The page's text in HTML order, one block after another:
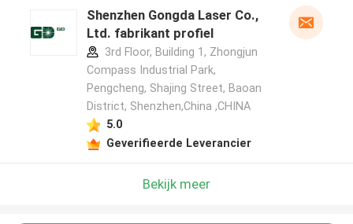
Shenzhen Gongda Laser Co.,
Ltd. fabrikant profiel
3rd Floor, Building 1, Zhongjun
Compass Industrial Park,
Pengcheng, Shajing Street, Baoan
District, Shenzhen,China ,CHINA
5.0
Geverifieerde Leverancier
Bekijk meer